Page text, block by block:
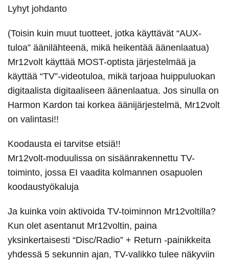
Lyhyt johdanto
(Toisin kuin muut tuotteet, jotka käyttävät “AUX-
tuloa” äänilähteenä, mikä heikentää äänenlaatua)
Mr12volt käyttää MOST-optista järjestelmää ja
käyttää “TV”-videotuloa, mikä tarjoaa huippuluokan
digitaalista digitaaliseen äänenlaatua. Jos sinulla on
Harmon Kardon tai korkea äänijärjestelmä, Mr12volt
on valintasi!!
Koodausta ei tarvitse etsiä!!
Mr12volt-moduulissa on sisäänrakennettu TV-
toiminto, jossa EI vaadita kolmannen osapuolen
koodaustyökaluja
Ja kuinka voin aktivoida TV-toiminnon Mr12voltilla?
Kun olet asentanut Mr12voltin, paina
yksinkertaisesti “Disc/Radio” + Return -painikkeita
yhdessä 5 sekunnin ajan, TV-valikko tulee näkyviin